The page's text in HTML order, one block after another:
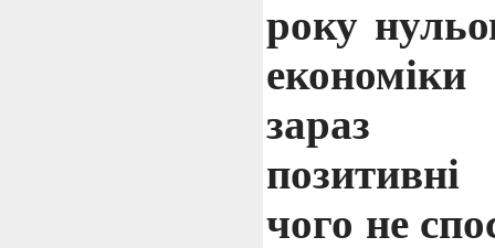
року
економіки
зараз
чого не